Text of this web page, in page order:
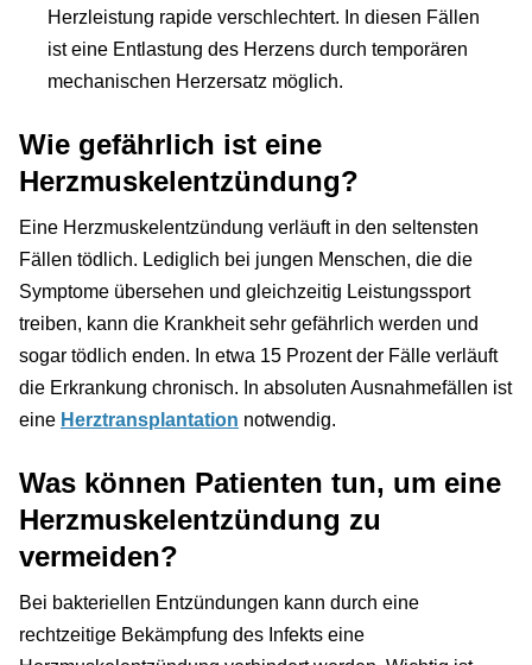
Herzleistung rapide verschlechtert. In diesen Fällen
ist eine Entlastung des Herzens durch temporären
mechanischen Herzersatz möglich.
Wie gefährlich ist eine
Herzmuskelentzündung?
Eine Herzmuskelentzündung verläuft in den seltensten
Fällen tödlich. Lediglich bei jungen Menschen, die die
Symptome übersehen und gleichzeitig Leistungssport
treiben, kann die Krankheit sehr gefährlich werden und
sogar tödlich enden. In etwa 15 Prozent der Fälle verläuft
die Erkrankung chronisch. In absoluten Ausnahmefällen ist
eine Herztransplantation notwendig.
Was können Patienten tun, um eine
Herzmuskelentzündung zu
vermeiden?
Bei bakteriellen Entzündungen kann durch eine
rechtzeitige Bekämpfung des Infekts eine